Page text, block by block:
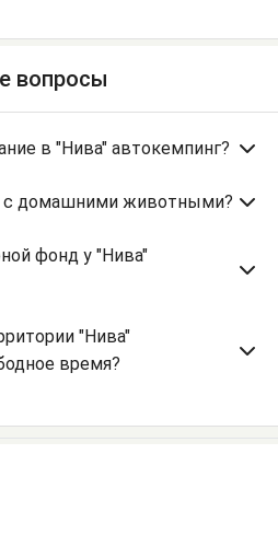
вопросы
в "Нива" автокемпинг?
с домашними животными?
фонд у "Нива"
"Нива"
время?